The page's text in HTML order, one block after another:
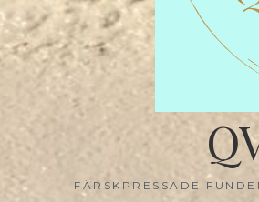
FÄRSKPRESSADE